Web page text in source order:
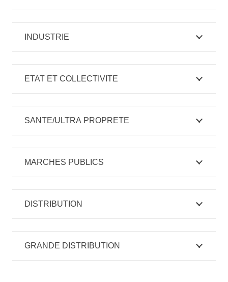
INDUSTRIE
ETAT ET COLLECTIVITE
SANTE/ULTRA PROPRETE
MARCHES PUBLICS
DISTRIBUTION
GRANDE DISTRIBUTION